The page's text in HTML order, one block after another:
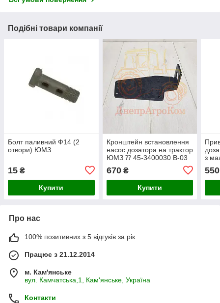
Подібні товари компанії
Болт паливний Ф14 (2
отвори) ЮМЗ
15 ₴
Купити
Кронштейн встановлення
насос дозатора на трактор
ЮМЗ ⁇ 45-3400030 В-03
670₴
Купити
з
550
Про нас
100% позитивних з 5 відгуків за рік
Працює з 21.12.2014
м. Кам'янське
вул. Камчатська,1, Кам'янське, Україна
Контакти